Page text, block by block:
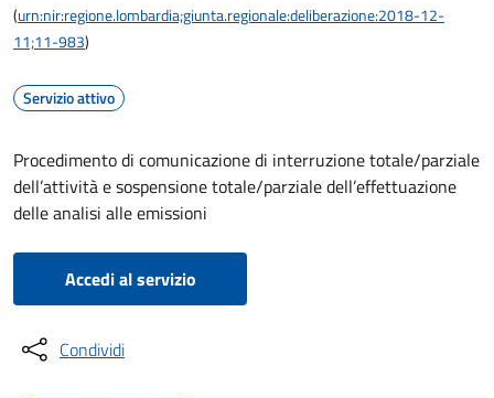
(urn:nir:regione.lombardia;giunta.regionale:deliberazione:2018-12-
11;11-983)
Servizio attivo
Procedimento di comunicazione di interruzione totale/parziale
dell’attività e sospensione totale/parziale dell’effettuazione
delle analisi alle emissioni
Accedi al servizio
Condividi